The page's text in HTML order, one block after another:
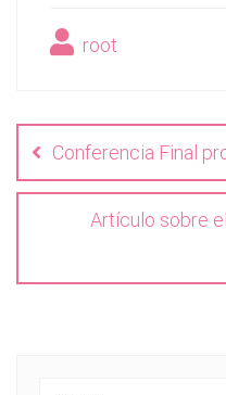
root
de
entradas
Conferencia Final
Artículo sobre